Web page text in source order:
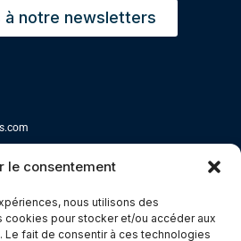
le consentement
nous utilisons des
pour stocker et/ou accéder aux
Le fait de consentir à ces technologies
à notre newsletters